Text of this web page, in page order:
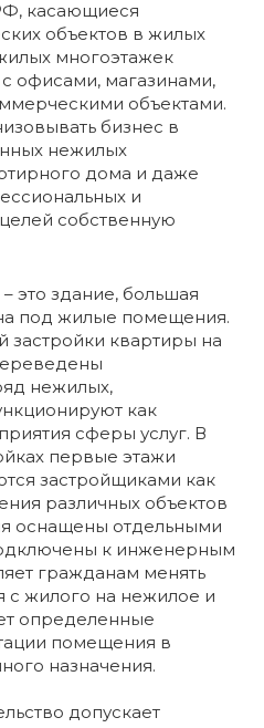
касающиеся
объектов в жилых
многоэтажек
офисами, магазинами,
объектами.
бизнес в
нежилых
дома и даже
и
собственную
это здание, большая
под жилые помещения.
застройки квартиры на
нежилых,
как
сферы услуг. В
первые этажи
застройщиками как
различных объектов
оснащены отдельными
к инженерным
гражданам менять
с жилого на нежилое и
определенные
помещения в
назначения.
допускает